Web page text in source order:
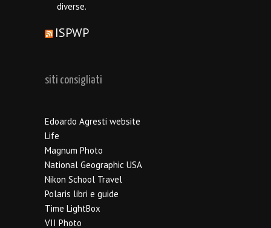
diverse.
ISPWP
siti consigliati
Edoardo Agresti website
Life
Magnum Photo
National Geographic USA
Nikon School Travel
Polaris libri e guide
Time LightBox
VII Photo